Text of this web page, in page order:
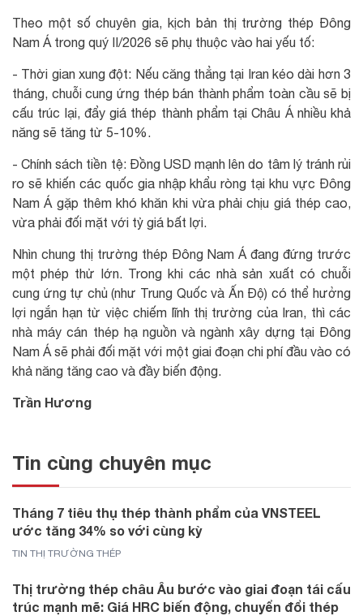
Theo một số chuyên gia, kịch bản thị trường thép Đông
Nam Á trong quý II/2026 sẽ phụ thuộc vào hai yếu tố:
- Thời gian xung đột: Nếu căng thẳng tại Iran kéo dài hơn 3
tháng, chuỗi cung ứng thép bán thành phẩm toàn cầu sẽ bị
cấu trúc lại, đẩy giá thép thành phẩm tại Châu Á nhiều khả
năng sẽ tăng từ 5-10%.
- Chính sách tiền tệ: Đồng USD mạnh lên do tâm lý tránh rủi
ro sẽ khiến các quốc gia nhập khẩu ròng tại khu vực Đông
Nam Á gặp thêm khó khăn khi vừa phải chịu giá thép cao,
vừa phải đối mặt với tỷ giá bất lợi.
Nhìn chung thị trường thép Đông Nam Á đang đứng trước
một phép thử lớn. Trong khi các nhà sản xuất có chuỗi
cung ứng tự chủ (như Trung Quốc và Ấn Độ) có thể hưởng
lợi ngắn hạn từ việc chiếm lĩnh thị trường của Iran, thì các
nhà máy cán thép hạ nguồn và ngành xây dựng tại Đông
Nam Á sẽ phải đối mặt với một giai đoạn chi phí đầu vào có
khả năng tăng cao và đầy biến động.
Trần Hương
Tin cùng chuyên mục
Tháng 7 tiêu thụ thép thành phẩm của VNSTEEL
ước tăng 34% so với cùng kỳ
TIN THỊ TRƯỜNG THÉP
Thị trường thép châu Âu bước vào giai đoạn tái cấu
trúc mạnh mẽ: Giá HRC biến động, chuyển đổi thép